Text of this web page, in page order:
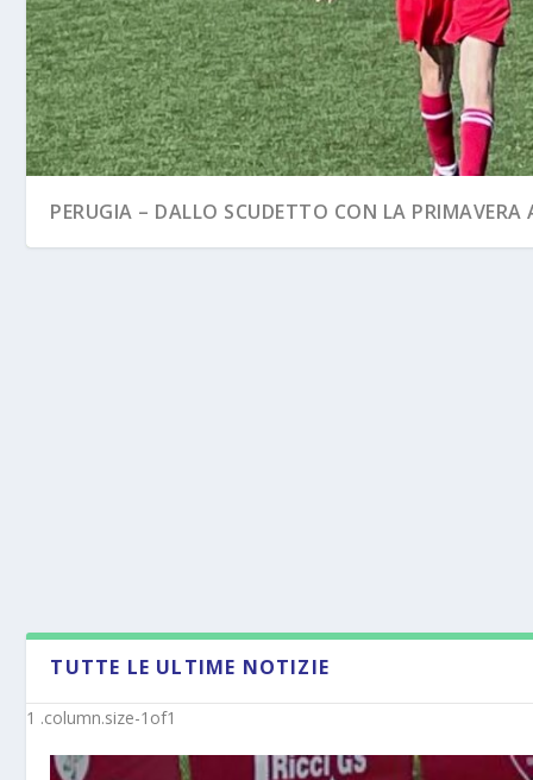
PERUGIA – DALLO SCUDETTO CON LA PRIMAVERA
TUTTE LE ULTIME NOTIZIE